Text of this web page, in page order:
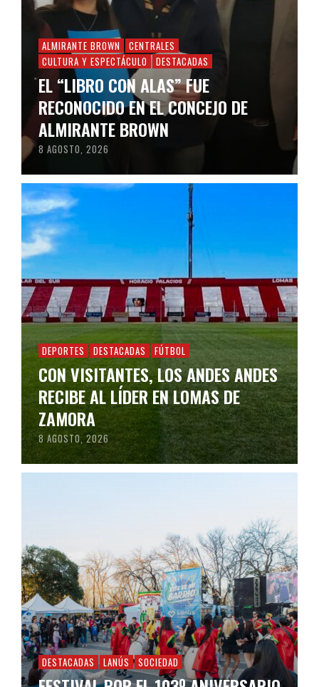
ALMIRANTE BROWN
CENTRALES
CULTURA Y ESPECTÁCULO
DESTACADAS
EL “LIBRO CON ALAS” FUE
RECONOCIDO EN EL CONCEJO DE
ALMIRANTE BROWN
8 AGOSTO, 2026
DEPORTES DESTACADAS FÚTBOL
CON VISITANTES, LOS ANDES ANDES
RECIBE AL LÍDER EN LOMAS DE
ZAMORA
8 AGOSTO, 2026
DESTACADAS LANÚS SOCIEDAD